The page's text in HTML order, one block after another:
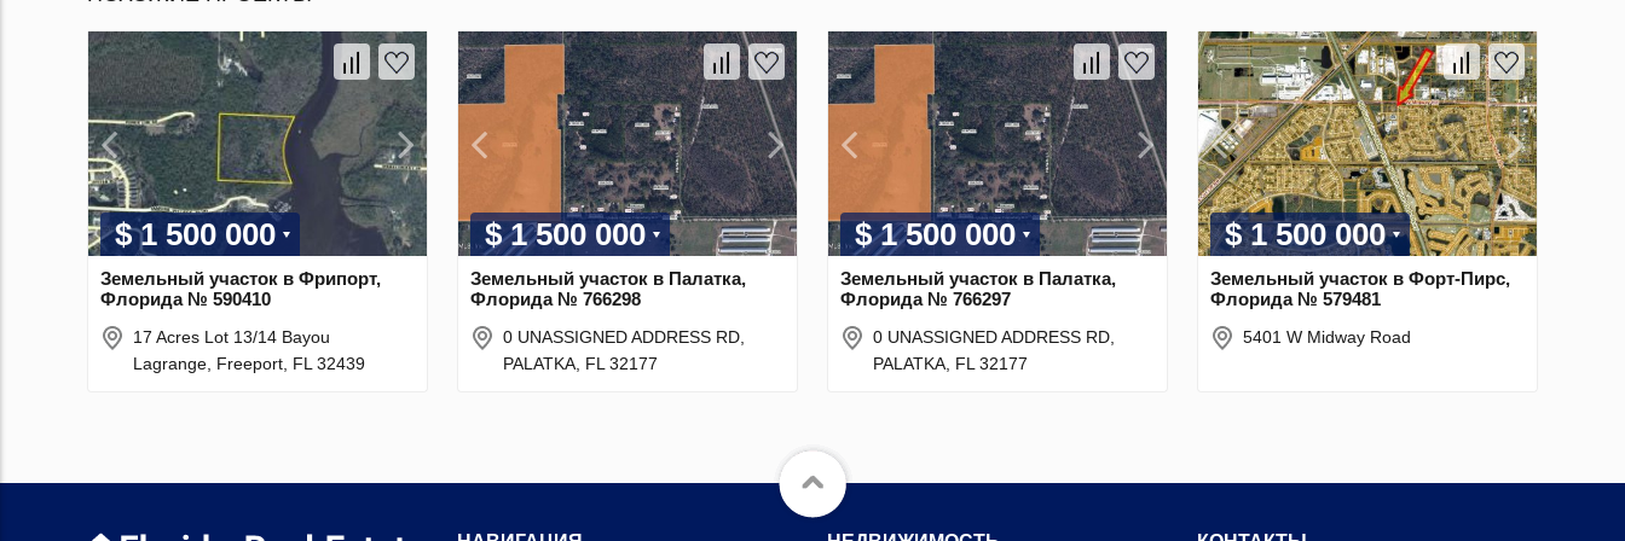
$ 1 500 000
Земельный участок в Фрипорт,
Флорида № 590410
17 Acres Lot 13/14 Bayou
Lagrange, Freeport, FL 32439
$ 1 500 000
Земельный участок в Палатка,
Флорида № 766298
0 UNASSIGNED ADDRESS RD,
PALATKA, FL 32177
$ 1 500 000
Земельный участок в Палатка,
Флорида № 766297
0 UNASSIGNED ADDRESS RD,
PALATKA, FL 32177
$ 1 500 000
Земельный участок в Форт-Пирс,
Флорида № 579481
5401 W Midway Road